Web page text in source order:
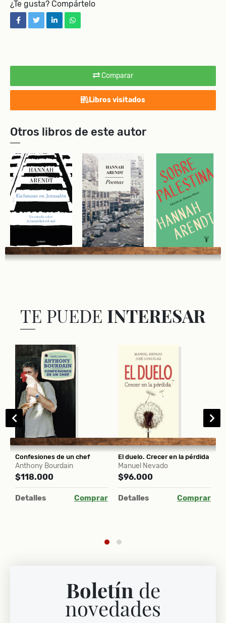
Comparar
Libros visitados
Otros libros de este autor
¿Te gusta? Compártelo
facebooktwitterlinkedinwhatsapp
TE PUEDE INTERESAR
Confesiones de un chef
Anthony Bourdain
$118.000
Detalles Comprar
El duelo. Crecer en la pérdida
Manuel Nevado
$96.000
Detalles Comprar
Boletín de
novedades